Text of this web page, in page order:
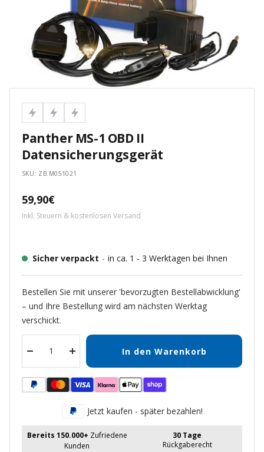
Panther MS-1 OBD II
Datensicherungsgerät
SKU: ZB.M051021
Angebotspreis
59,90€
Inkl. Steuern & kostenlosen Versand
Sicher verpackt - in ca. 1 - 3 Werktagen bei Ihnen
Bestellen Sie mit unserer 'bevorzugten Bestellabwicklung'
– und Ihre Bestellung wird am nächsten Werktag
verschickt.
Menge
verringern
Menge
erhöhen
In den Warenkorb
Jetzt kaufen - später bezahlen!
Bereits 150.000+ Zufriedene
Kunden
30 Tage
Rückgaberecht